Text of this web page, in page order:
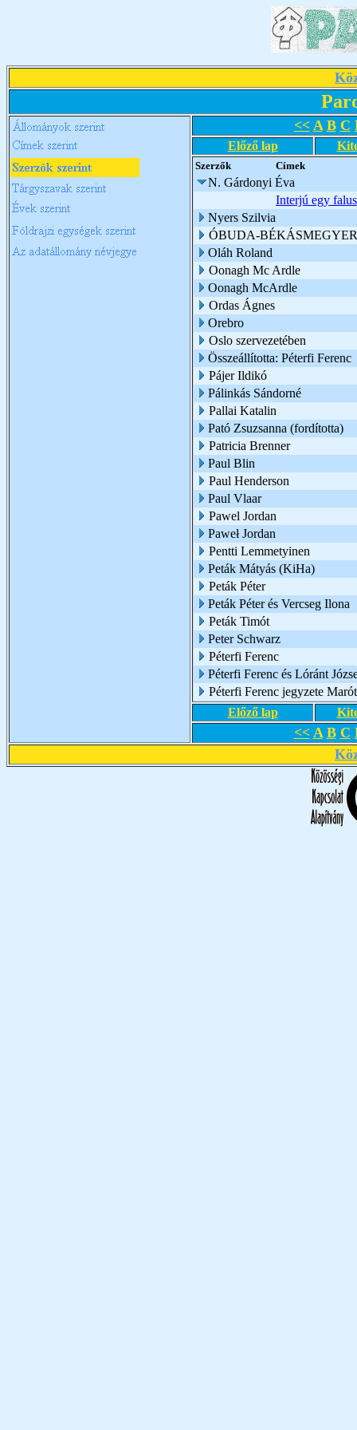
<< A B C
Előző lap
Szerzők Címek
N. Gárdonyi Éva
Interjú egy
Nyers Szilvia
ÓBUDA-
Oláh Roland
Oonagh Mc Ardle
Oonagh McArdle
Ordas Ágnes
Orebro
Oslo szervezetében
Összeállította: Péterfi Ferenc
Pájer Ildikó
Pálinkás Sándorné
Pallai Katalin
Pató Zsuzsanna (fordította)
Patricia Brenner
Paul Blin
Paul Henderson
Paul Vlaar
Pawel Jordan
Paweł Jordan
Pentti Lemmetyinen
Peták Mátyás (KiHa)
Peták Péter
Peták Péter és Vercseg Ilona
Peták Timót
Peter Schwarz
Péterfi Ferenc
Péterfi Ferenc és Lóránt
Péterfi Ferenc jegyzete
Előző lap
<< A B C